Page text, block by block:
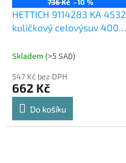
736 Kč –10 %
HETTICH 9114283 KA 4532
kuličkový celovýsuv 400
Skladem (>5 SAD)
547 Kč bez DPH
662 Kč
Do košíku